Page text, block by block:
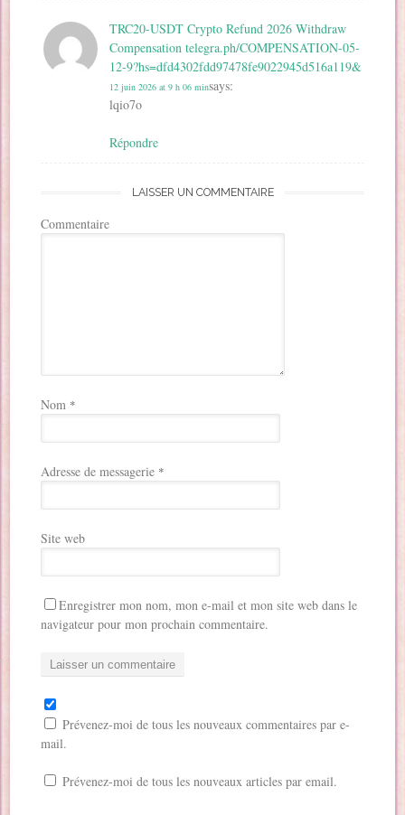
TRC20-USDT Crypto Refund 2026 Withdraw
Compensation telegra.ph/COMPENSATION-05-
12-9?hs=dfd4302fdd97478fe9022945d516a119&
says:
12 juin 2026 at 9 h 06 min
lqio7o
Répondre
LAISSER UN COMMENTAIRE
Commentaire
Nom *
Adresse de messagerie *
Site web
Enregistrer mon nom, mon e-mail et mon site web dans le
navigateur pour mon prochain commentaire.
Prévenez-moi de tous les nouveaux commentaires par e-
mail.
Prévenez-moi de tous les nouveaux articles par email.